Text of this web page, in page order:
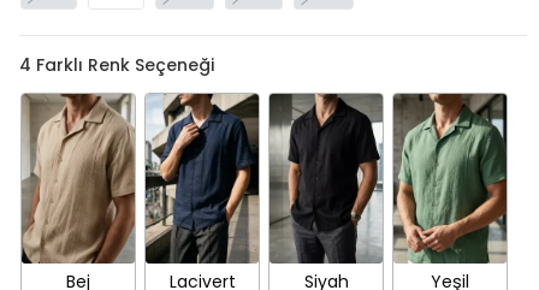
4 Farklı Renk Seçeneği
Bej Lacivert Siyah Yeşil